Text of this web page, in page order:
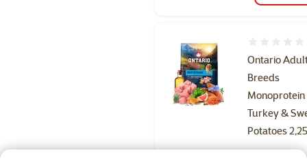
Ontario
Breeds
Monoprotein
Turkey &
Potatoes
Původní cena
429 Kč